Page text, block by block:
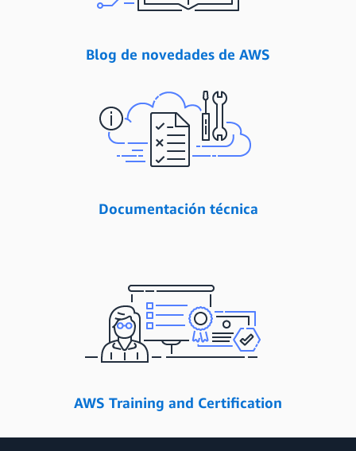
Blog de novedades de AWS
Documentación técnica
AWS Training and Certification